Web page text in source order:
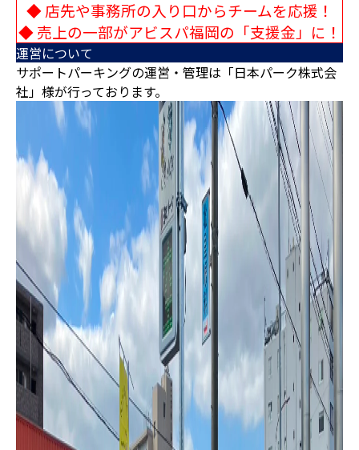
◆ 店先や事務所の入り口からチームを応援！
◆ 売上の一部がアビスパ福岡の「支援金」に！
運営について
サポートパーキングの運営・管理は「日本パーク株式会
社」様が行っております。